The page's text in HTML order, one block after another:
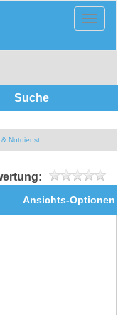
Suche
Notdienst
Ansichts-Optionen